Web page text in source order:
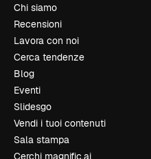
Chi siamo
Recensioni
Lavora con noi
Cerca tendenze
Blog
Eventi
Slidesgo
Vendi i tuoi contenuti
Sala stampa
Cerchi magnific.ai